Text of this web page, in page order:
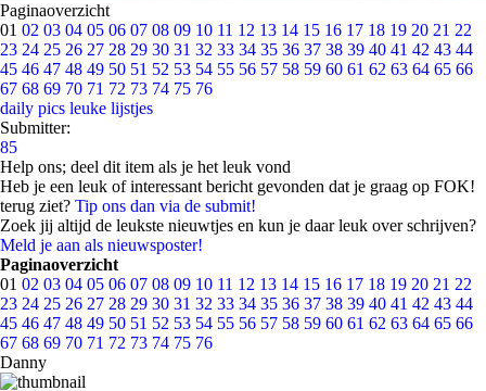
Paginaoverzicht
01 02 03 04 05 06 07 08 09 10 11 12 13 14 15 16 17 18 19 20 21 22
23 24 25 26 27 28 29 30 31 32 33 34 35 36 37 38 39 40 41 42 43 44
45 46 47 48 49 50 51 52 53 54 55 56 57 58 59 60 61 62 63 64 65 66
67 68 69 70 71 72 73 74 75 76
daily pics leuke lijstjes
Submitter:
85
Help ons; deel dit item als je het leuk vond
Heb je een leuk of interessant bericht gevonden dat je graag op FOK!
terug ziet? Tip ons dan via de submit!
Zoek jij altijd de leukste nieuwtjes en kun je daar leuk over schrijven?
Meld je aan als nieuwsposter!
Paginaoverzicht
01 02 03 04 05 06 07 08 09 10 11 12 13 14 15 16 17 18 19 20 21 22
23 24 25 26 27 28 29 30 31 32 33 34 35 36 37 38 39 40 41 42 43 44
45 46 47 48 49 50 51 52 53 54 55 56 57 58 59 60 61 62 63 64 65 66
67 68 69 70 71 72 73 74 75 76
Danny